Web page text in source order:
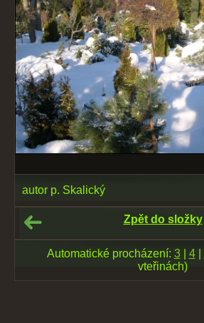
autor p. Skalický
Zpět do složky
Automatické procházení: 3| 4|
vteřinách)